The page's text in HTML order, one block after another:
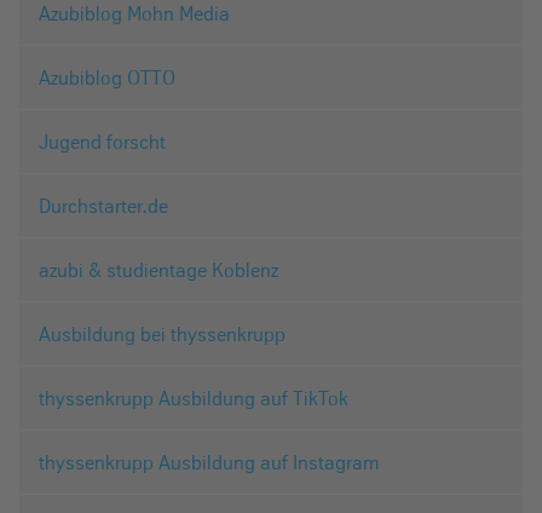
Azubiblog Mohn Media
Azubiblog OTTO
Jugend forscht
Durchstarter.de
azubi & studientage Koblenz
Ausbildung bei thyssenkrupp
thyssenkrupp Ausbildung auf TikTok
thyssenkrupp Ausbildung auf Instagram